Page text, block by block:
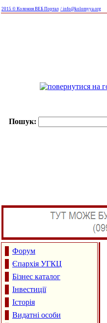
2015 © Коломия ВЕБ Портал / info@kolomyya.org
Пошук:
Форум
Єпархія УГКЦ
Бізнес каталог
Інвестиції
Історія
Видатні особи